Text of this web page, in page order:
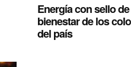
Energía con sello
bienestar de los
del país